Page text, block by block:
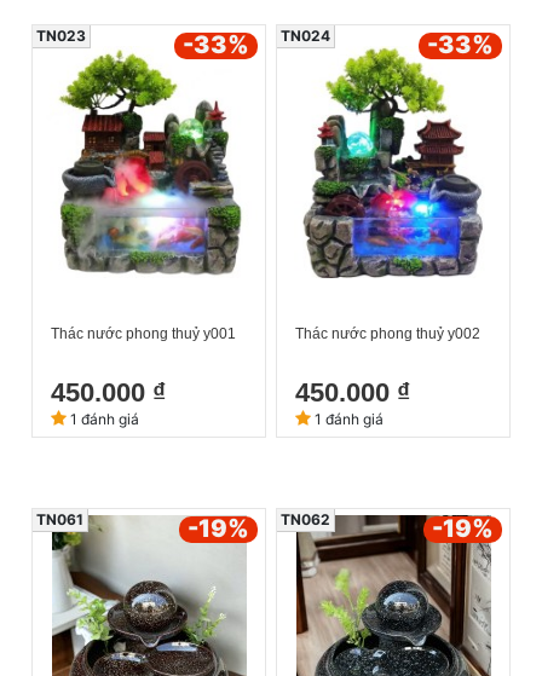
Thác nước phong thuỷ y001
450.000 ₫
TN023 -33%
1 đánh giá
Thác nước phong thuỷ y002
450.000 ₫
TN024 -33%
1 đánh giá
TN061 -19% TN062 -19%